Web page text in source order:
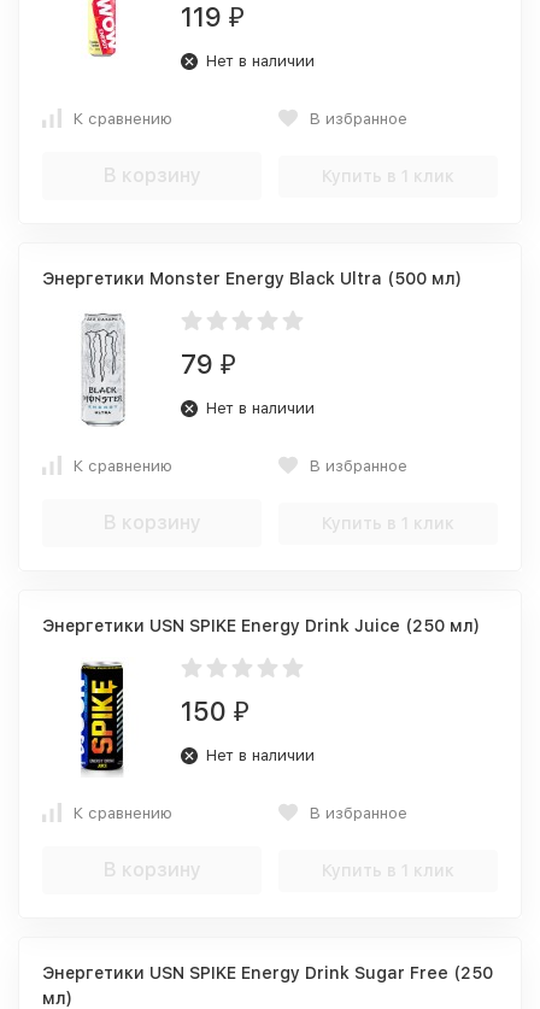
119 ₽
Нет в наличии
К сравнению В избранное
В корзину Купить в 1 клик
Энергетики Monster Energy Black Ultra (500 мл)
79 ₽
Нет в наличии
К сравнению В избранное
В корзину Купить в 1 клик
Энергетики USN SPIKE Energy Drink Juice (250 мл)
150 ₽
Нет в наличии
К сравнению В избранное
В корзину Купить в 1 клик
Энергетики USN SPIKE Energy Drink Sugar Free (250
мл)